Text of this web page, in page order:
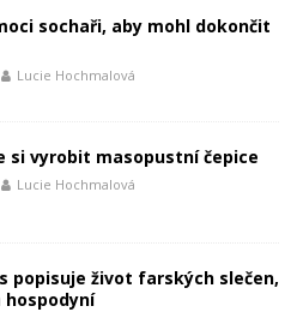
sochaři, aby mohl dokončit
Lucie Hochmalová
si vyrobit masopustní čepice
Lucie Hochmalová
popisuje život farských slečen,
hospodyní